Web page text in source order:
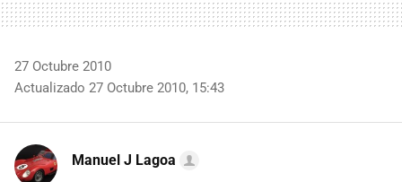
27 Octubre 2010
Actualizado 27 Octubre 2010, 15:43
Manuel J Lagoa